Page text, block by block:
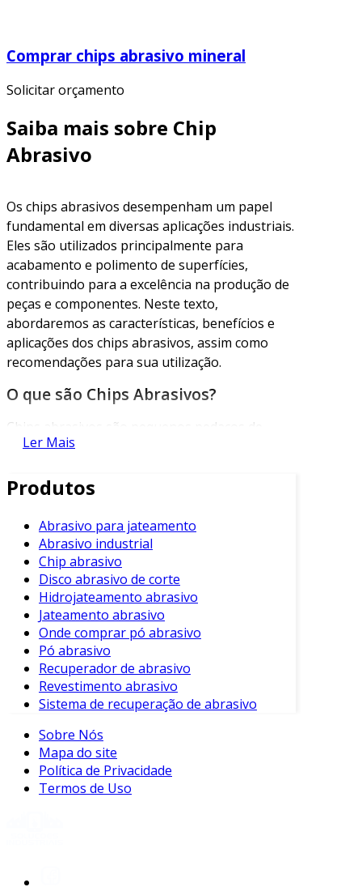
Comprar chips abrasivo mineral
Solicitar orçamento
Saiba mais sobre Chip
Abrasivo
Os chips abrasivos desempenham um papel
fundamental em diversas aplicações industriais.
Eles são utilizados principalmente para
acabamento e polimento de superfícies,
contribuindo para a excelência na produção de
peças e componentes. Neste texto,
abordaremos as características, benefícios e
aplicações dos chips abrasivos, assim como
recomendações para sua utilização.
O que são Chips Abrasivos?
Chips abrasivos são pequenos pedaços de
materiais abrasivos, fabricados com diferentes
grânulos ou lascas. Esses chips são projetados
durante o processo de usinagem,
proporcionando um acabamento mais liso e
preciso.
Esses produtos podem ser produzidos com
diferentes grânulos, como óxido de alumínio,
carbeto de silício e diamante, cada um
adequado a uma finalidade específica. Essa
variedade garante que os usuários possam
escolher o chip abrasivo ideal para suas
necessidades.
Benefícios dos Chips Abrasivos
Os chips abrasivos trazem uma série de
benefícios para processos industriais. Entre os
Ler Mais
Produtos
Abrasivo para jateamento
Abrasivo industrial
Chip abrasivo
Disco abrasivo de corte
Hidrojateamento abrasivo
Jateamento abrasivo
Onde comprar pó abrasivo
Pó abrasivo
Recuperador de abrasivo
Revestimento abrasivo
Sistema de recuperação de abrasivo
Sobre Nós
Mapa do site
Política de Privacidade
Termos de Uso